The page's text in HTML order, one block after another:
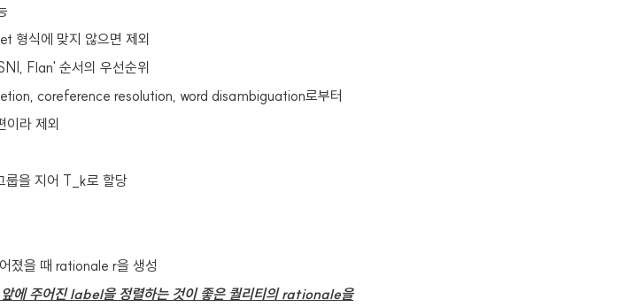
식에 맞지 않으면 제외
Flan' 순서의 우선순위
coreference resolution, word disambiguation로부터
라 제외
을 지어 T_k로 할당
졌을 때 rationale r을 생성
주어진 label을 정렬하는 것이 좋은 퀄리티의 rationale을